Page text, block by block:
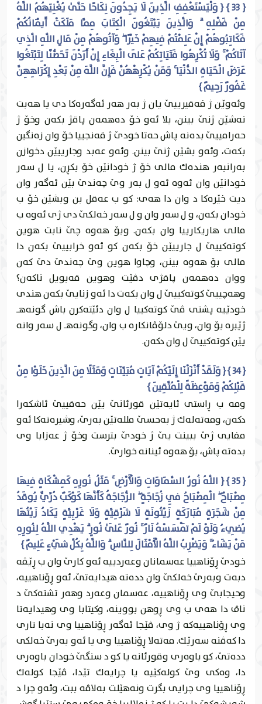
{ 33 } { وَلْيَسْتَعْفِفِ الَّذِينَ لَا يَجِدُونَ نِكَاحًا حَتَّىٰ يُغْنِيَهُمُ اللَّهُ
مِنْ فَضْلِهِ ۗ وَالَّذِينَ يَبْتَغُونَ الْكِتَابَ مِمَّا مَلَكَتْ أَيْمَانُكُمْ
فَكَاتِبُوهُمْ إِنْ عَلِمْتُمْ فِيهِمْ خَيْرًا ۖ وَآتُوهُمْ مِنْ مَالِ اللَّهِ الَّذِي
آتَاكُمْ ۚ وَلَا تُكْرِهُوا فَتَيَاتِكُمْ عَلَى الْبِغَاءِ إِنْ أَرَدْنَ تَحَصُّنًا لِتَبْتَغُوا
عَرَضَ الْحَيَاةِ الدُّنْيَا ۚ وَمَنْ يُكْرِهْهُنَّ فَإِنَّ اللَّهَ مِنْ بَعْدِ إِكْرَاهِهِنَّ
غَفُورٌ رَحِيمٌ }
وئه‌وێن ژ فه‌قيرییێ يان ژ به‌ر هه‌ر ئه‌گه‌ره‌كا دى يا هه‌بت
نه‌شێن ژنێ بينن، بلا ئه‌و خۆ ده‌همه‌ن پاقژ بكه‌ن وخۆ ژ
حه‌رامییێ بده‌نه‌ پاش حه‌تا خودێ ژ قه‌نجییا خۆ وان زه‌نگين
بكه‌ت، وئه‌و بشێن ژنێ بينن. وئه‌و عه‌بد وجارییێن دخوازن
به‌رانبه‌ر هنده‌ك مالی خۆ ژ خودانێن خۆ بكڕن، يا ل سه‌ر
خودانێن وان ئه‌وه‌ ئه‌و ل به‌ر وێ چه‌ندێ بێن ئه‌گه‌ر وان
ديت خێره‌كا د وان دا هه‌ى: كو ب عه‌قل بن وبشێن خۆ ب
خودان بكه‌ن، و ل سه‌ر وان و ل سه‌ر خه‌لكێ دى ژى ئه‌وه‌ ب
مالی هاريكارییا وان بكه‌ن. وبۆ هه‌وه‌ چێ نابت هوين
كوته‌كییێ ل جارییێن خۆ بكه‌ن كو ئه‌و خرابییێ بكه‌ن دا
مالی بۆ هه‌وه‌ بينن، وچاوا هوين وێ چه‌ندێ دێ كه‌ن
ووان ده‌همه‌ن پاقژى دڤێت وهوين قه‌بويل ناكه‌ن؟
وهه‌چییێ كوته‌كییێ ل وان بكه‌ت دا ئه‌و زنايێ بكه‌ن هندى
خودێیه‌ پشتى ڤێ كوته‌كییا ل وان دئێته‌كرن باش گونه‌هـ
ژێبره‌ بۆ وان، ويێ دلۆڤانكاره‌ ب وان، وگونه‌هـ ل سه‌ر وانه‌
يێن كوته‌كییێ ل وان دكه‌ن.
{ 34 } { وَلَقَدْ أَنْزَلْنَا إِلَيْكُمْ آيَاتٍ مُبَيِّنَاتٍ وَمَثَلًا مِنَ الَّذِينَ خَلَوْا مِنْ
قَبْلِكُمْ وَمَوْعِظَةً لِلْمُتَّقِينَ }
ومه‌ ب ڕاستى ئايه‌تێن قورئانێ يێن حه‌قییێ ئاشكه‌را
دكه‌ن، ومه‌ته‌له‌ك ژ به‌حسێ ملله‌تێن به‌رێ، وشيره‌ته‌كا ئه‌و
مفایى ژێ ببينت يێ ژ خودێ بترست وخۆ ژ عه‌زابا وى
بده‌ته‌ پاش، بۆ هه‌وه ئينانه‌ خوارێ.
{ 35 } { اللَّهُ نُورُ السَّمَاوَاتِ وَالْأَرْضِ ۚ مَثَلُ نُورِهِ كَمِشْكَاةٍ فِيهَا
مِصْبَاحٌ ۖ الْمِصْبَاحُ فِي زُجَاجَةٍ ۖ الزُّجَاجَةُ كَأَنَّهَا كَوْكَبٌ دُرِّيٌّ يُوقَدُ
مِنْ شَجَرَةٍ مُبَارَكَةٍ زَيْتُونَةٍ لَا شَرْقِيَّةٍ وَلَا غَرْبِيَّةٍ يَكَادُ زَيْتُهَا
يُضِيءُ وَلَوْ لَمْ تَمْسَسْهُ نَارٌ ۚ نُورٌ عَلَىٰ نُورٍ ۗ يَهْدِي اللَّهُ لِنُورِهِ
مَنْ يَشَاءُ ۚ وَيَضْرِبُ اللَّهُ الْأَمْثَالَ لِلنَّاسِ ۗ وَاللَّهُ بِكُلِّ شَيْءٍ عَلِيمٌ }
خودێ ڕۆناهییا عه‌سمانان وعه‌ردییه‌ ئه‌و كارێ وان ب ڕێڤه‌
دبه‌ت وبه‌رێ خه‌لكێ وان دده‌ته‌ هيدايه‌تێ، ئه‌و ڕۆناهییه‌،
وحيجابێ وى ڕۆناهییه‌، عه‌سمان وعه‌رد وهه‌ر تشته‌كێ د
ناڤ دا هه‌ى ب وى ڕوهن بووينه‌، وكيتابا وى وهيدايه‌تا
وى ڕۆناهییه‌كه‌ ژ وى، ڤێجا ئه‌گه‌ر ڕۆناهییا وى نه‌با تارى
دا كه‌ڤنه‌ سه‌رێك. مه‌ته‌لا ڕۆناهییا وى يا ئه‌و به‌رێ خه‌لكى
دده‌تێ، كو باوه‌رى وقورئانه‌ يا كو د سنگێ خودان باوه‌رى
دا، وه‌كى وێ كوله‌كێيه‌ يا چرایه‌ك تێدا، ڤێجا كوله‌ك
ڕۆناهییا وى چرایى بگرت ونه‌هێلت به‌لاڤه‌ ببت، وئه‌و چرا د